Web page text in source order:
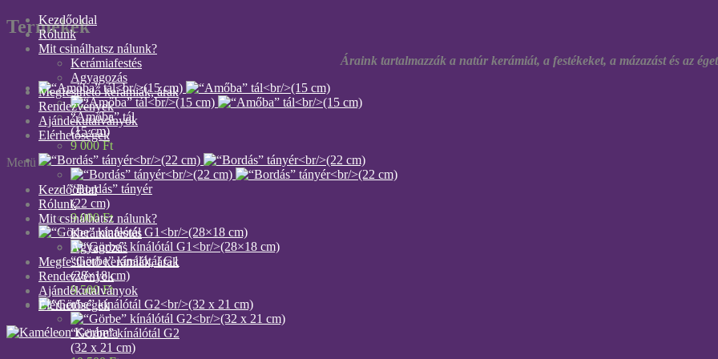
Kezdőoldal
Rólunk
Mit csinálhatsz nálunk?
Kerámiafestés
Agyagozás
Megfesthető kerámiák, árak
Rendezvények
Ajándékutalványok
Elérhetőségek
Menü
Kezdőoldal
Rólunk
Mit csinálhatsz nálunk?
Kerámiafestés
Agyagozás
Megfesthető kerámiák, árak
Rendezvények
Ajándékutalványok
Elérhetőségek
Termékek
Áraink tartalmazzák a natúr kerámiát, a festékeket, a mázazást és az
“Amőba” tál
(15 cm)
9 000Ft
“Bordás” tányér
(22 cm)
9 000Ft
“Görbe” kínálótál G1
(28×18 cm)
9 500Ft
“Görbe” kínálótál G2
(32 x 21 cm)